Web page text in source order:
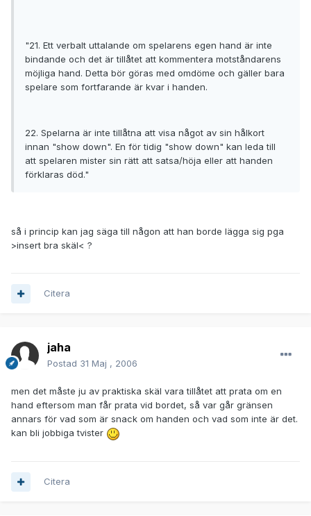
"21. Ett verbalt uttalande om spelarens egen hand är inte
bindande och det är tillåtet att kommentera motståndarens
möjliga hand. Detta bör göras med omdöme och gäller bara
spelare som fortfarande är kvar i handen.
22. Spelarna är inte tillåtna att visa något av sin hålkort
innan "show down". En för tidig "show down" kan leda till
att spelaren mister sin rätt att satsa/höja eller att handen
förklaras död."
så i princip kan jag säga till någon att han borde lägga sig pga
>insert bra skäl< ?
Citera
jaha
Postad 31 Maj , 2006
men det måste ju av praktiska skäl vara tillåtet att prata om en
hand eftersom man får prata vid bordet, så var går gränsen
annars för vad som är snack om handen och vad som inte är det.
kan bli jobbiga tvister
Citera